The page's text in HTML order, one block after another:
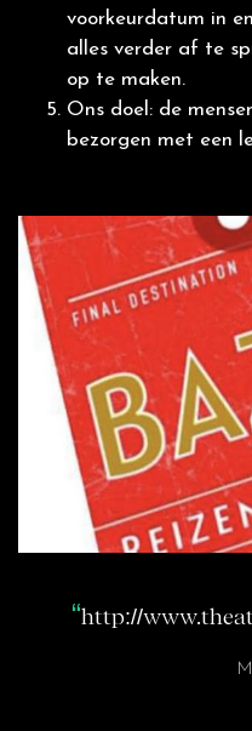
voorkeurdatum in
alles verder af te
op te maken.
Ons doel: de
bezorgen met een
http://